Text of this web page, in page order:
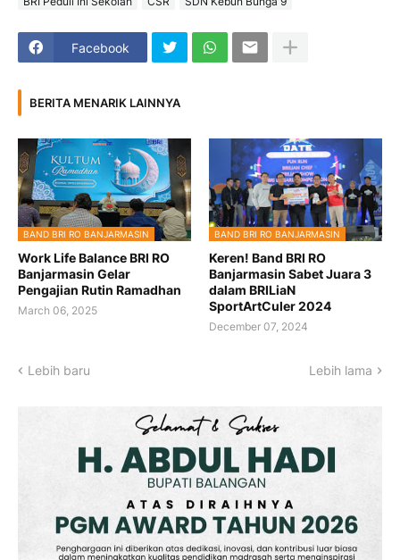
Facebook
BERITA MENARIK LAINNYA
BAND BRI RO BANJARMASIN
Work Life Balance BRI RO
Banjarmasin Gelar
Pengajian Rutin Ramadhan
March 06, 2025
BAND BRI RO BANJARMASIN
Keren! Band BRI RO
Banjarmasin Sabet Juara 3
dalam BRILiaN
SportArtCuler 2024
December 07, 2024
Lebih baru Lebih lama